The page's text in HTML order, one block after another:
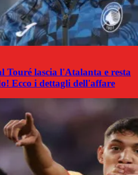
lascia l'Atalanta e resta
Ecco i dettagli dell'affare